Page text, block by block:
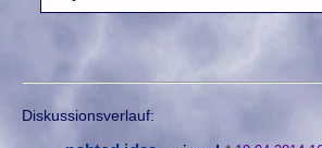
Diskussionsverlauf: